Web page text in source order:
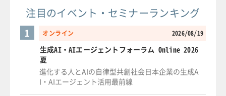
注目のイベント・セミナーランキング
オンライン 2026/08/19
1
生成AI・AIエージェントフォーラム Online 2026
夏
進化する人とAIの自律型共創社会日本企業の生成A
I・AIエージェント活用最前線